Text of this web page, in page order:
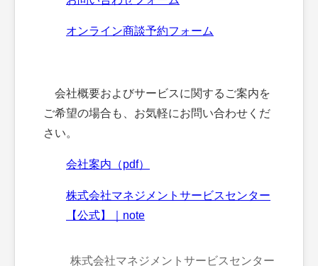
オンライン商談予約フォーム
会社概要およびサービスに関するご案内を
ご希望の場合も、お気軽にお問い合わせくだ
さい。
会社案内（pdf）
株式会社マネジメントサービスセンター
【公式】｜note
株式会社マネジメントサービスセンター